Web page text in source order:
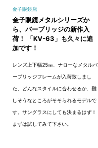
金子眼鏡店
金子眼鏡メタルシリーズか
ら、バーブリッジの新作入
荷！ 「KV-63」も久々に追
加です！
レンズ上下幅25㎜、ナローなメタルバ
ーブリッジフレームが入荷致しまし
た。どんなスタイルに合わせるか、難
しそうなところがそそられるモデルで
す。サングラスにしても決まるはず！
まずは試してみて下さい。